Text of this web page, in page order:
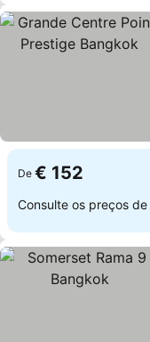
De € 152
Consulte os preços de